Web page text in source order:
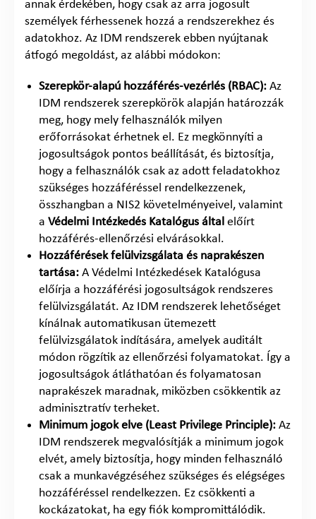
annak érdekében, hogy csak az arra jogosult
személyek férhessenek hozzá a rendszerekhez és
adatokhoz. Az IDM rendszerek ebben nyújtanak
átfogó megoldást, az alábbi módokon:
Szerepkör-alapú hozzáférés-vezérlés (RBAC): Az
IDM rendszerek szerepkörök alapján határozzák
meg, hogy mely felhasználók milyen
erőforrásokat érhetnek el. Ez megkönnyíti a
jogosultságok pontos beállítását, és biztosítja,
hogy a felhasználók csak az adott feladatokhoz
szükséges hozzáféréssel rendelkezzenek,
összhangban a NIS2 követelményeivel, valamint
a Védelmi Intézkedés Katalógus által előírt
hozzáférés-ellenőrzési elvárásokkal.
Hozzáférések felülvizsgálata és naprakészen
tartása: A Védelmi Intézkedések Katalógusa
előírja a hozzáférési jogosultságok rendszeres
felülvizsgálatát. Az IDM rendszerek lehetőséget
kínálnak automatikusan ütemezett
felülvizsgálatok indítására, amelyek auditált
módon rögzítik az ellenőrzési folyamatokat. Így a
jogosultságok átláthatóan és folyamatosan
naprakészek maradnak, miközben csökkentik az
adminisztratív terheket.
Minimum jogok elve (Least Privilege Principle): Az
IDM rendszerek megvalósítják a minimum jogok
elvét, amely biztosítja, hogy minden felhasználó
csak a munkavégzéséhez szükséges és elégséges
hozzáféréssel rendelkezzen. Ez csökkenti a
kockázatokat, ha egy fiók kompromittálódik.